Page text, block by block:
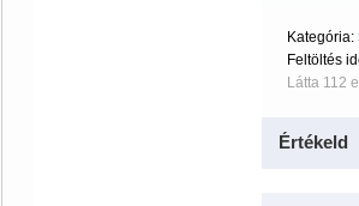
Kategória:
Feltöltés
Látta 112
Értékeld